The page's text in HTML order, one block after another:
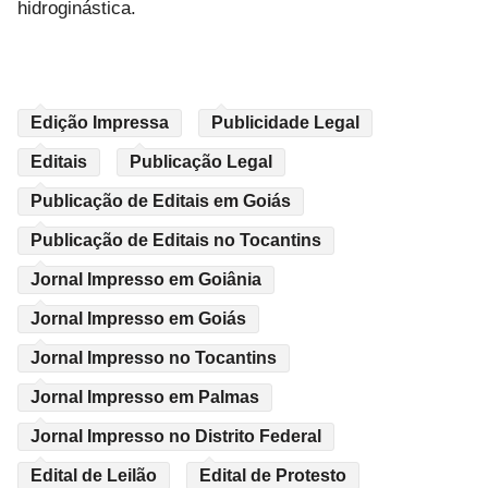
hidroginástica.
Edição Impressa Publicidade Legal
Editais Publicação Legal
Publicação de Editais em Goiás
Publicação de Editais no Tocantins
Jornal Impresso em Goiânia
Jornal Impresso em Goiás
Jornal Impresso no Tocantins
Jornal Impresso em Palmas
Jornal Impresso no Distrito Federal
Edital de Leilão Edital de Protesto